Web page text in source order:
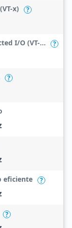
x) ?
Intel Virtualization Technology for Directed I/O (VT-d) ?
?
eficiente ?
?